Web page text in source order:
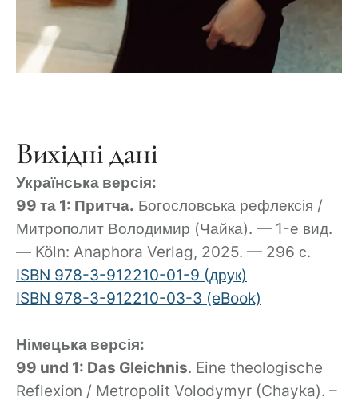
Вихідні дані
Українська версія:
99 та 1: Притча. Богословська рефлексія /
Митрополит Володимир (Чайка). — 1-е вид.
— Köln: Anaphora Verlag, 2025. — 296 с.
ISBN 978-3-912210-01-9 (друк)
ISBN 978-3-912210-03-3 (eBook)
Німецька версія:
99 und 1: Das Gleichnis. Eine theologische
Reflexion / Metropolit Volodymyr (Chayka). –